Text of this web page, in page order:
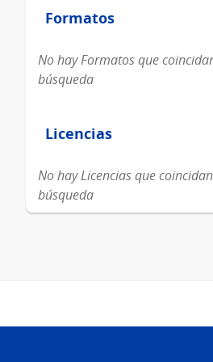
Formatos
Formatos
No hay Formatos que
búsqueda
Licencias
Licencias
No hay Licencias que
búsqueda